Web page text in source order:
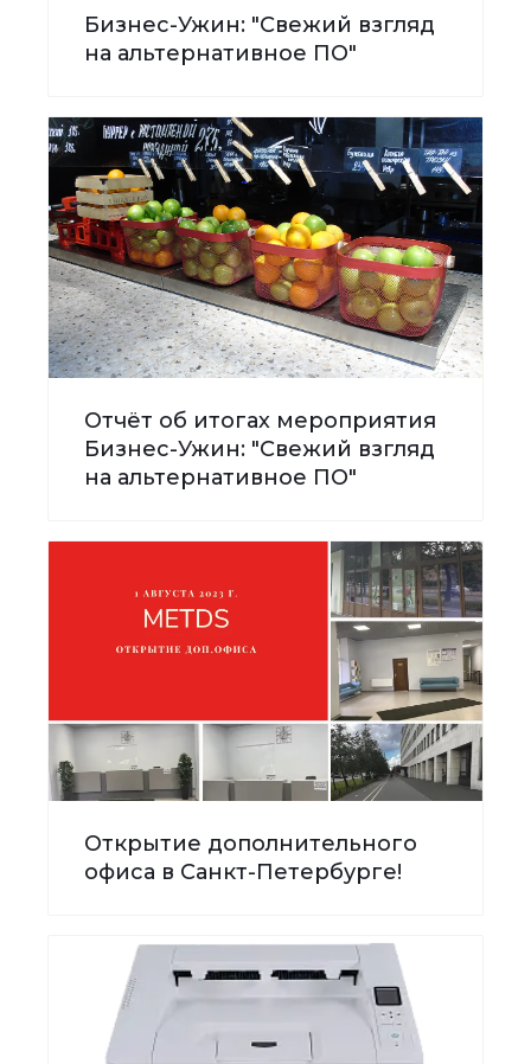
Бизнес-Ужин: "Свежий взгляд
на альтернативное ПО"
Отчёт об итогах мероприятия
Бизнес-Ужин: "Свежий взгляд
на альтернативное ПО"
Открытие дополнительного
офиса в Санкт-Петербурге!